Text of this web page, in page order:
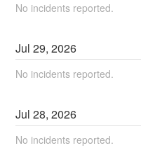
No incidents reported.
Jul29,2026
No incidents reported.
Jul28,2026
No incidents reported.